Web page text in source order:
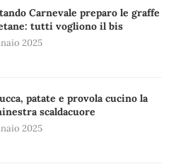
Carnevale preparo le graffe
tutti vogliono il bis
2025
patate e provola cucino la
scaldacuore
2025